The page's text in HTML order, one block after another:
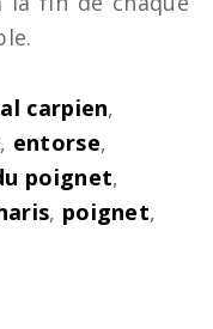
carpien,
, entorse,
poignet,
, poignet,